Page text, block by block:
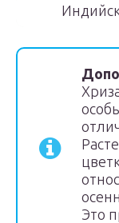
Это